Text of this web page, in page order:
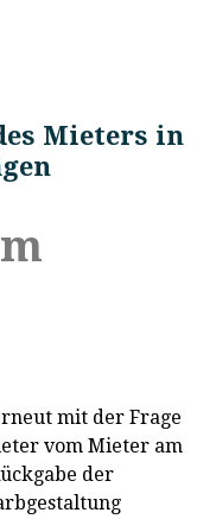
Mieters in
mit der Frage
vom Mieter am
der